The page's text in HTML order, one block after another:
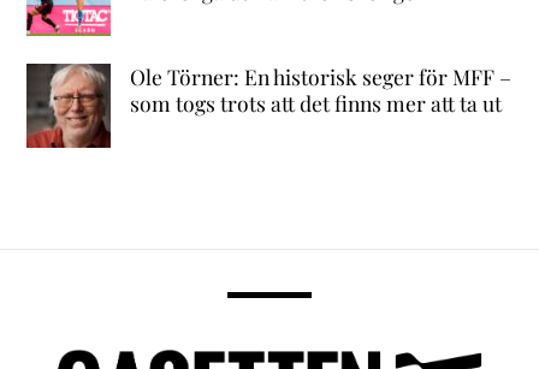
Ole Törner: En historisk seger för MFF –
som togs trots att det finns mer att ta ut